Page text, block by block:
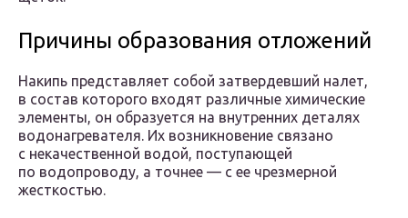
Причины образования отложений
Накипь представляет собой затвердевший налет,
в состав которого входят различные химические
элементы, он образуется на внутренних деталях
водонагревателя. Их возникновение связано
с некачественной водой, поступающей
по водопроводу, а точнее — с ее чрезмерной
жесткостью.